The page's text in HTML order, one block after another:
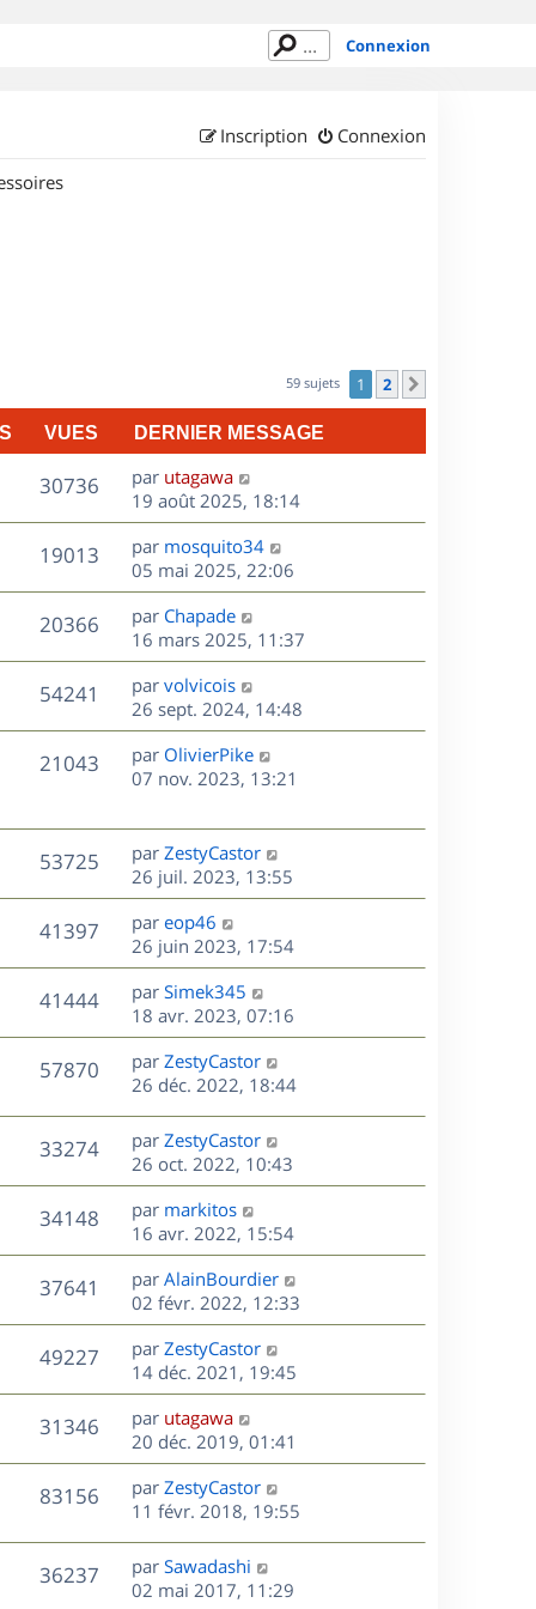
Connexion
Connexion
Inscription
59 sujets 1 2
VUES DERNIER MESSAGE
30736V
u
e
D
e
r
n
i
e
r
m
e
s
s
a
g
e
par utagawa
19 août 2025, 18:14
19013V
u
e
D
e
r
n
i
e
r
m
e
s
s
g
e
par mosquito34
05 mai 2025, 22:06
20366V
u
s
D
e
r
n
i
e
r
m
s
s
a
g
e
par Chapade
16 mars 2025, 11:37
54241
u
e
s
D
e
r
n
i
r
m
e
s
s
a
g
e
par volvicois
26 sept. 2024, 14:48
21043V
s
D
e
n
i
e
r
m
e
s
s
a
g
e
par OlivierPike
07 nov. 2023, 13:21
53725V
u
D
e
r
n
i
e
r
m
e
s
s
a
g
e
par ZestyCastor
26 juil. 2023, 13:55
41397V
u
s
D
e
r
n
i
e
r
m
e
s
s
a
g
e
par eop46
26 juin 2023, 17:54
41444V
u
D
e
r
n
i
e
r
m
e
s
s
a
g
e
par Simek345
18 avr. 2023, 07:16
57870V
u
e
D
e
n
i
e
r
m
e
s
s
a
g
e
par ZestyCastor
26 déc. 2022, 18:44
33274V
u
e
D
e
r
n
i
e
r
m
e
s
s
a
g
e
par ZestyCastor
26 oct. 2022, 10:43
34148V
u
s
D
e
r
n
i
e
r
m
e
s
s
a
g
e
par markitos
16 avr. 2022, 15:54
37641
u
D
e
r
n
i
e
r
m
e
s
s
a
g
e
par AlainBourdier
02 févr. 2022, 12:33
49227V
u
e
D
e
r
n
i
e
r
m
e
s
s
par ZestyCastor
14 déc. 2021, 19:45
31346V
u
e
D
e
r
n
i
r
m
par utagawa
20 déc. 2019, 01:41
83156V
u
e
D
e
i
par ZestyCastor
11 févr. 2018, 19:55
36237V
D
e
par Sawadashi
02 mai 2017, 11:29